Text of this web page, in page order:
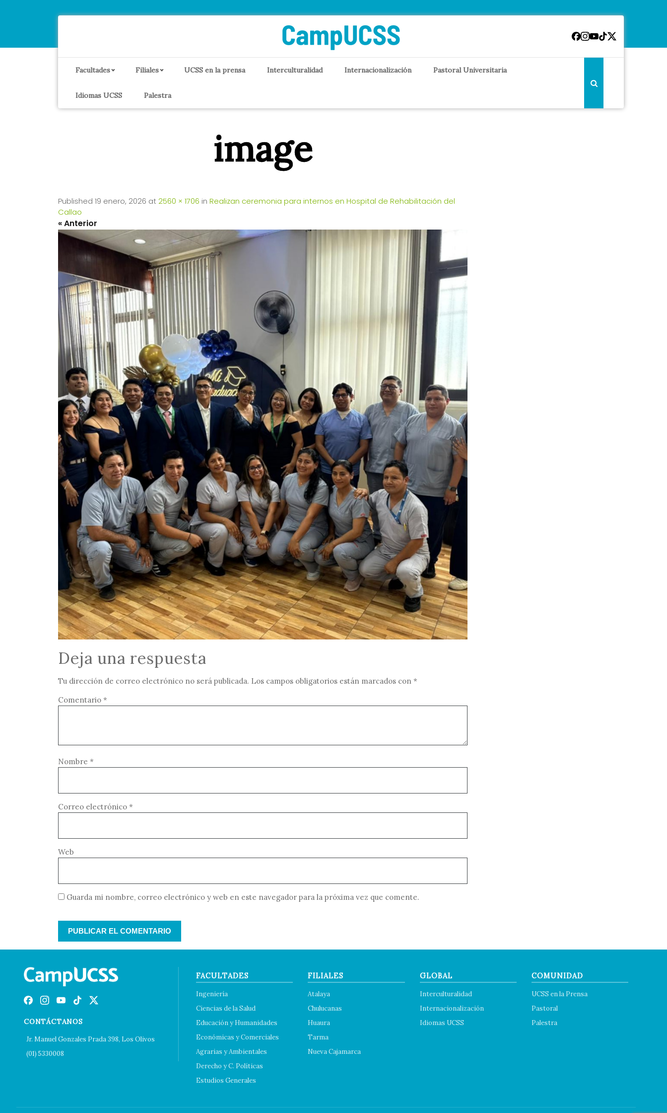
Facultades Filiales UCSS en la prensa Interculturalidad Internacionalización Pastoral Universitaria
Idiomas UCSS Palestra
image
Published 19 enero, 2026 at2560 × 1706 in Realizan ceremonia para internos en Hospital de Rehabilitación del
Callao
Deja una respuesta
Tu dirección de correo electrónico no será publicada. Los campos obligatorios están marcados con *
Comentario *
Nombre *
Correo electrónico *
Web
Guarda mi nombre, correo electrónico y web en este navegador para la próxima vez que comente.
CONTÁCTANOS
Jr. Manuel Gonzales Prada 398, Los Olivos
(01) 5330008
FACULTADES
Ingeniería
Ciencias de la Salud
Educación y Humanidades
Económicas y Comerciales
Agrarias y Ambientales
Derecho y C. Políticas
Estudios Generales
FILIALES
Atalaya
Chulucanas
Huaura
Tarma
Nueva Cajamarca
GLOBAL
Interculturalidad
Internacionalización
Idiomas UCSS
COMUNIDAD
UCSS en la Prensa
Pastoral
Palestra